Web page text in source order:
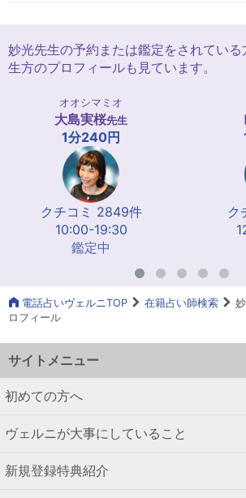
妙光先生の予約または鑑定をされてい
生方のプロフィールも見ています。
オオシマミオ
大島実桜先生
1分240円
クチコミ 2849件
10:00-19:30
鑑定中
ク
電話占いヴェルニTOP 在籍占い師検索
ロフィール
サイトメニュー
初めての方へ
ヴェルニが大事にしていること
新規登録特典紹介